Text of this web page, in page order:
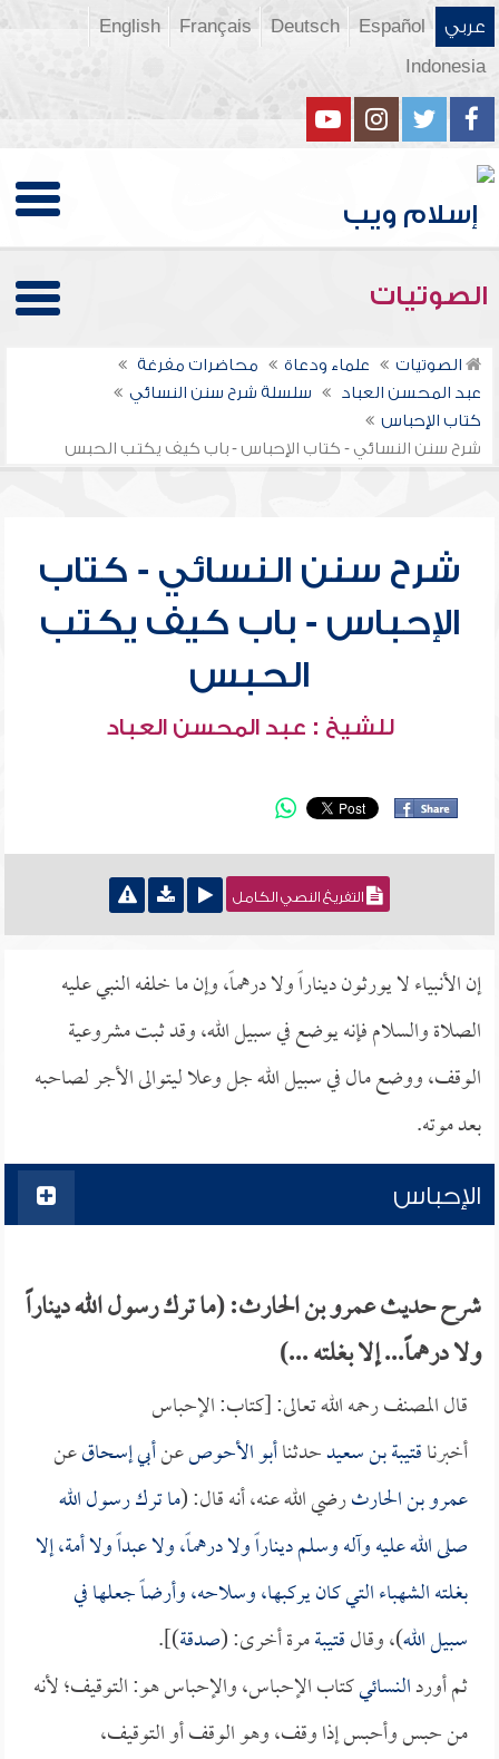
عربي Español
Deutsch
Français
English
Indonesia
الصوتيات
الصوتيات علماء ودعاة
محاضرات مفرغة
عبد المحسن العباد
سلسلة شرح سنن النسائي
كتاب الإحباس
شرح سنن النسائي - كتاب الإحباس - باب كيف يكتب الحبس
شرح سنن النسائي - كتاب
الإحباس - باب كيف يكتب
الحبس
للشيخ : عبد المحسن العباد
التفريغ النصي الكامل
إن الأنبياء لا يورثون ديناراً ولا درهماً، وإن ما خلفه النبي عليه
الصلاة والسلام فإنه يوضع في سبيل الله، وقد ثبت مشروعية
الوقف، ووضع مال في سبيل الله جل وعلا ليتوالى الأجر لصاحبه
بعد موته.
الإحباس
شرح حديث عمرو بن الحارث: (ما ترك رسول الله ديناراً
ولا درهماً... إلا بغلته ...)
قال المصنف رحمه الله تعالى: [كتاب: الإحباس
أخبرناقتيبة بن سعيدحدثناأبو الأحوصعنأبي إسحاقعن
عمرو بن الحارثرضي الله عنه، أنه قال: (ما ترك رسول الله
صلى الله عليه وآله وسلم ديناراً ولا درهماً، ولا عبداً ولا أمة، إلا
بغلته الشهباء التي كان يركبها، وسلاحه، وأرضاً جعلها في
سبيل الله)، وقالقتيبةمرة أخرى: (صدقة)].
ثم أوردالنسائيكتاب الإحباس، والإحباس هو: التوقيف؛ لأنه
من حبس وأحبس إذا وقف، وهو الوقف أو التوقيف،